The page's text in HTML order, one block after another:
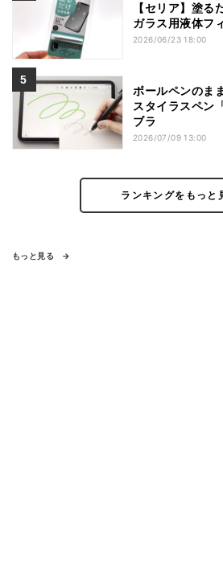
【セリア】塗る
ガラス用液体フ
2026/06/23 18:00
ボールペンのま
スタイラスペ
ブラ
2026/07/09 13:00
ランキングをもっと
もっと見る